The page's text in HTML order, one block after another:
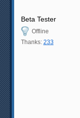
Beta Tester
Offline
Thanks: 233